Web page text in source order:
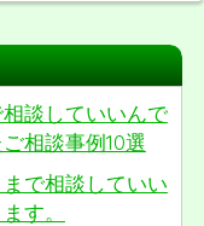
談していいんで
相談事例10選
で相談していい
す。